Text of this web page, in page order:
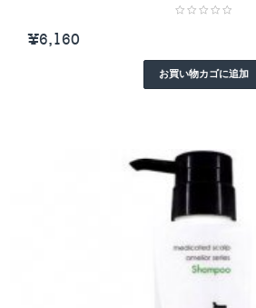
¥6,160
お買い物カゴに追加